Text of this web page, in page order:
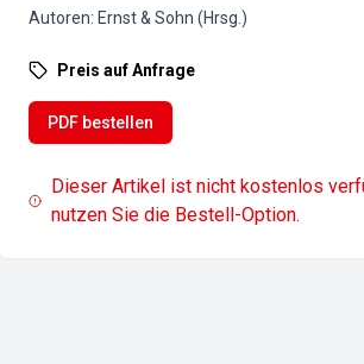
Autoren: Ernst & Sohn (Hrsg.)
Preis auf Anfrage
PDF bestellen
Dieser Artikel ist nicht kostenlos
nutzen Sie die Bestell-Option.